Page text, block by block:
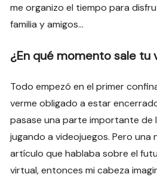
me organizo el tiempo para
familia y amigos…
¿En qué momento sale tu
Todo empezó en el primer
verme obligado a estar
pasase una parte importante de
jugando a videojuegos. Pero una
artículo que hablaba sobre el
virtual, entonces mi cabeza